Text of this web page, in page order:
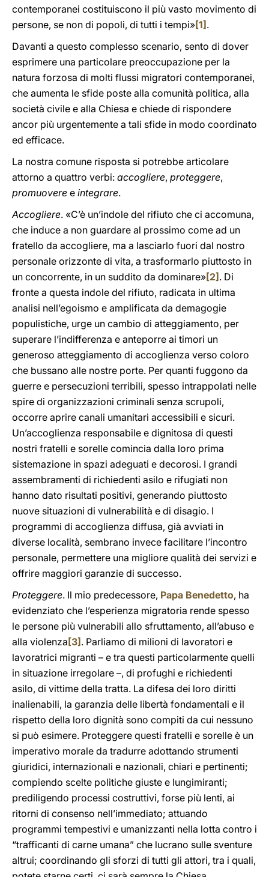
contemporanei costituiscono il più vasto movimento di
persone, se non di popoli, di tutti i tempi»[1] .
Davanti a questo complesso scenario, sento di dover
esprimere una particolare preoccupazione per la
natura forzosa di molti flussi migratori contemporanei,
che aumenta le sfide poste alla comunità politica, alla
società civile e alla Chiesa e chiede di rispondere
ancor più urgentemente a tali sfide in modo coordinato
ed efficace.
La nostra comune risposta si potrebbe articolare
attorno a quattro verbi: accogliere, proteggere,
promuovere e integrare.
Accogliere. «C’è un’indole del rifiuto che ci accomuna,
che induce a non guardare al prossimo come ad un
fratello da accogliere, ma a lasciarlo fuori dal nostro
personale orizzonte di vita, a trasformarlo piuttosto in
un concorrente, in un suddito da dominare»[2] . Di
fronte a questa indole del rifiuto, radicata in ultima
analisi nell’egoismo e amplificata da demagogie
populistiche, urge un cambio di atteggiamento, per
superare l’indifferenza e anteporre ai timori un
generoso atteggiamento di accoglienza verso coloro
che bussano alle nostre porte. Per quanti fuggono da
guerre e persecuzioni terribili, spesso intrappolati nelle
spire di organizzazioni criminali senza scrupoli,
occorre aprire canali umanitari accessibili e sicuri.
Un’accoglienza responsabile e dignitosa di questi
nostri fratelli e sorelle comincia dalla loro prima
sistemazione in spazi adeguati e decorosi. I grandi
assembramenti di richiedenti asilo e rifugiati non
hanno dato risultati positivi, generando piuttosto
nuove situazioni di vulnerabilità e di disagio. I
programmi di accoglienza diffusa, già avviati in
diverse località, sembrano invece facilitare l’incontro
personale, permettere una migliore qualità dei servizi e
offrire maggiori garanzie di successo.
Proteggere. Il mio predecessore, Papa Benedetto, ha
evidenziato che l’esperienza migratoria rende spesso
le persone più vulnerabili allo sfruttamento, all’abuso e
alla violenza [3] . Parliamo di milioni di lavoratori e
lavoratrici migranti – e tra questi particolarmente quelli
in situazione irregolare –, di profughi e richiedenti
asilo, di vittime della tratta. La difesa dei loro diritti
inalienabili, la garanzia delle libertà fondamentali e il
rispetto della loro dignità sono compiti da cui nessuno
si può esimere. Proteggere questi fratelli e sorelle è un
imperativo morale da tradurre adottando strumenti
giuridici, internazionali e nazionali, chiari e pertinenti;
compiendo scelte politiche giuste e lungimiranti;
prediligendo processi costruttivi, forse più lenti, ai
ritorni di consenso nell’immediato; attuando
programmi tempestivi e umanizzanti nella lotta contro i
“trafficanti di carne umana” che lucrano sulle sventure
altrui; coordinando gli sforzi di tutti gli attori, tra i quali,